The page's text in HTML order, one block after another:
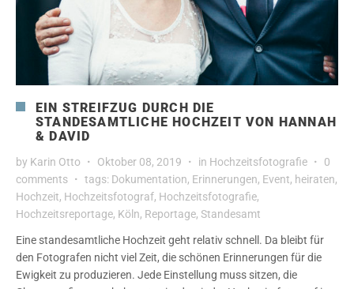
EIN STREIFZUG DURCH DIE
STANDESAMTLICHE HOCHZEIT VON HANNAH
& DAVID
by Karin Otto Oktober 08, 2019 in Hochzeitsfotografie
0
comments
tags: Dokumentation, Erinnerungen, Event, heiraten,
Hochzeit, Hochzeitsfotograf, Hochzeitsfotografie,
Hochzeitsreportage, Köln, Reportage, Standesamt
Eine standesamtliche Hochzeit geht relativ schnell. Da bleibt für
den Fotografen nicht viel Zeit, die schönen Erinnerungen für die
Ewigkeit zu produzieren. Jede Einstellung muss sitzen, die